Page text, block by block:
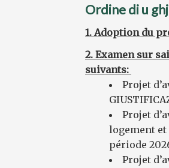
Ordine di u
1. Adoption du
2. Examen sur
suivants:
Projet
Projet
logement
période
Projet